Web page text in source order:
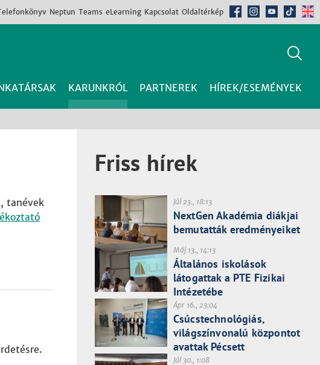
Neptun Teams eLearning Kapcsolat Oldaltérkép
KARUNKRÓL PARTNEREK HÍREK/ESEMÉNYEK
tanévek
Friss hírek
Júl 23., 18:13
NextGen Akadémia diákjai
bemutatták eredményeiket
Máj 13., 14:13
Általános iskolások
látogattak a PTE Fizikai
Intézetébe
Ápr 16., 23:04
Csúcstechnológiás,
világszínvonalú központot
avattak Pécsett
Júl 30., 1:08